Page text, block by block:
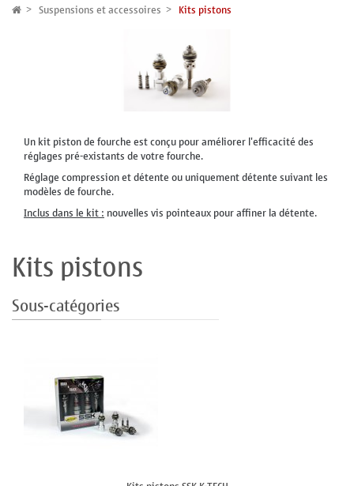
Suspensions et accessoires Kits pistons
Un kit piston de fourche est conçu pour améliorer l'efficacité des
réglages pré-existants de votre fourche.
Réglage compression et détente ou uniquement détente suivant les
modèles de fourche.
Inclus dans le kit :nouvelles vis pointeaux pour affiner la détente.
Kits pistons
Sous-catégories